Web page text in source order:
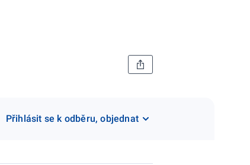
Přihlásit se k odběru, objednat